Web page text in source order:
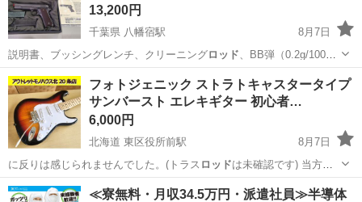
13,200円
千葉県 八幡宿駅
8月7日
説明書、ブッシングレンチ、クリーニングロッド 、BB弾（0.2g/100
発） …
千葉 市原市 八幡宿駅 その他 M1911A1
フォトジェニック ストラトキャスタータイプ
サンバースト エレキギター 初心者…
6,000円
北海道 東区役所前駅
8月7日
に反りは感じられませんでした。(トラス ロッドは未確認です) 当方所
持のアンプ…
北海道 札幌市 東区役所前駅 弦楽器、ギター
≪寮無料・月収34.5万円・派遣社員≫半導体